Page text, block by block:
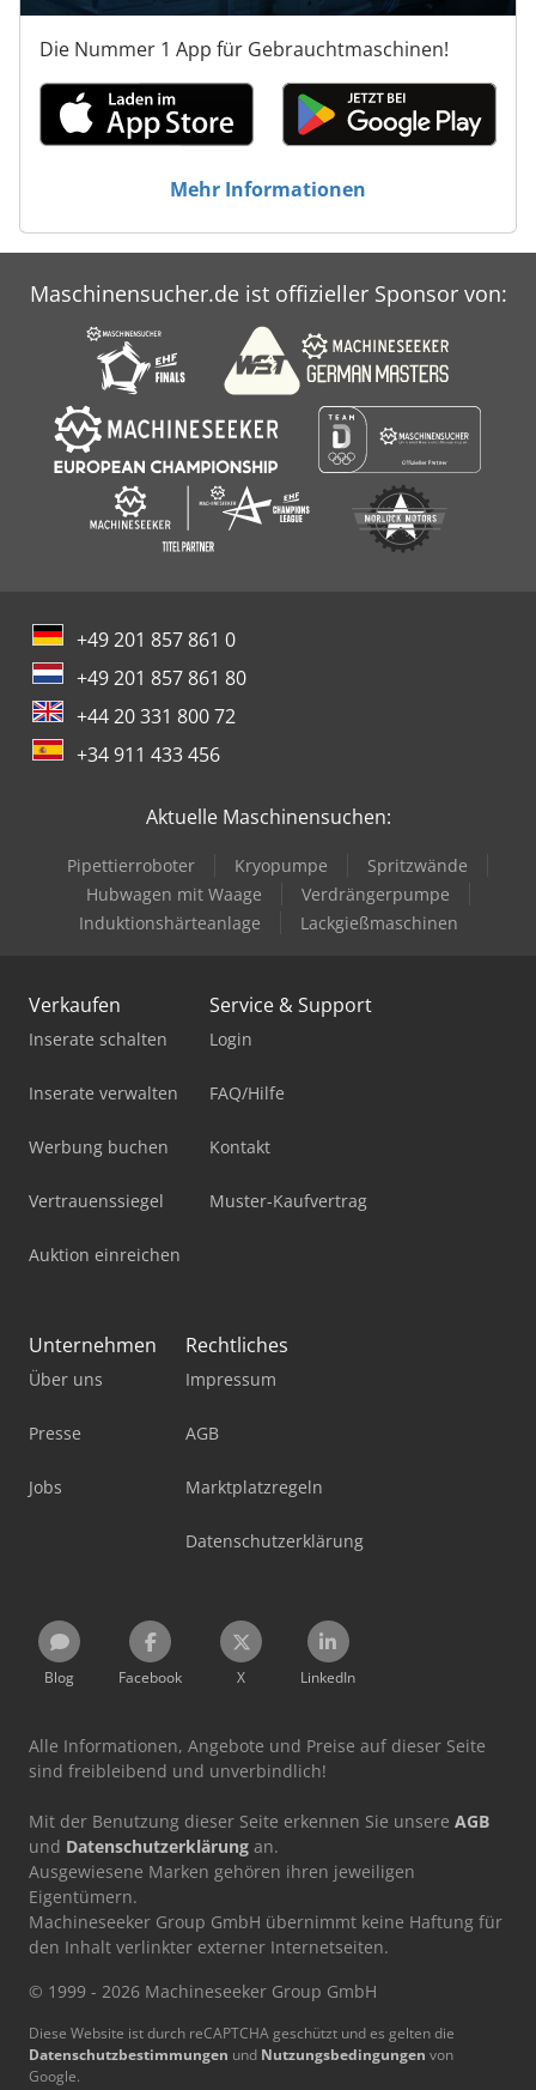
Die Nummer 1 App für Gebrauchtmaschinen!
Mehr Informationen
Maschinensucher.de ist offizieller Sponsor von:
+49 201 857 861 0
+49 201 857 861 80
+44 20 331 800 72
+34 911 433 456
Aktuelle Maschinensuchen:
Pipettierroboter Kryopumpe
Spritzwände
Hubwagen mit Waage
Verdrängerpumpe
Induktionshärteanlage
Lackgießmaschinen
Verkaufen
Inserate schalten
Inserate verwalten
Werbung buchen
Vertrauenssiegel
Auktion einreichen
Service & Support
Login
FAQ/Hilfe
Kontakt
Muster-Kaufvertrag
Unternehmen
Über uns
Presse
Jobs
Rechtliches
Impressum
AGB
Marktplatzregeln
Datenschutzerklärung
Blog Facebook X LinkedIn
Alle Informationen, Angebote und Preise auf dieser Seite
sind freibleibend und unverbindlich!
Mit der Benutzung dieser Seite erkennen Sie unsere AGB
und Datenschutzerklärung an.
Ausgewiesene Marken gehören ihren jeweiligen
Eigentümern.
Machineseeker Group GmbH übernimmt keine Haftung für
den Inhalt verlinkter externer Internetseiten.
© 1999 - 2026 Machineseeker Group GmbH
Diese Website ist durch reCAPTCHA geschützt und es gelten die
Datenschutzbestimmungen und Nutzungsbedingungen von
Google.